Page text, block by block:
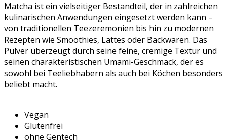
Matcha ist ein vielseitiger Bestandteil, der in zahlreichen
kulinarischen Anwendungen eingesetzt werden kann –
von traditionellen Teezeremonien bis hin zu modernen
Rezepten wie Smoothies, Lattes oder Backwaren. Das
Pulver überzeugt durch seine feine, cremige Textur und
seinen charakteristischen Umami-Geschmack, der es
sowohl bei Teeliebhabern als auch bei Köchen besonders
beliebt macht.
Vegan
Glutenfrei
ohne Gentech